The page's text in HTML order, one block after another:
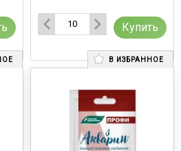
Купить
В ИЗБРАННОЕ